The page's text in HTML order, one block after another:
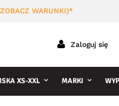
WARUNKI)*
Zaloguj się
XS-XXL MARKI